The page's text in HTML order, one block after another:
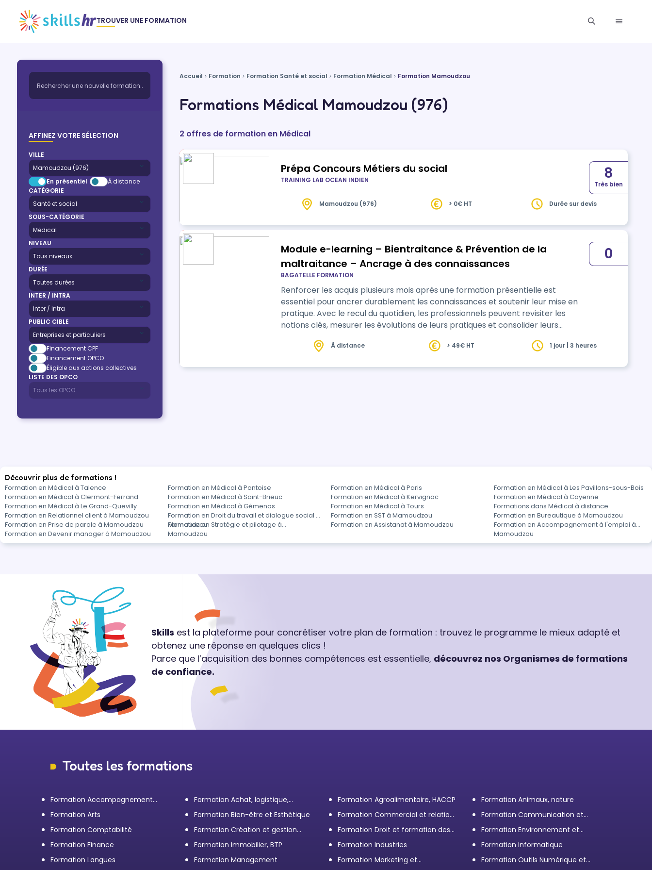
TROUVER UNE FORMATION
AFFINEZ VOTRE SÉLECTION
VILLE
En présentiel
À distance
CATÉGORIE
SOUS-CATÉGORIE
NIVEAU
DURÉE
INTER / INTRA
PUBLIC CIBLE
Financement CPF
Financement OPCO
Éligible aux actions collectives
LISTE DES OPCO
Accueil Formation Formation Santé et social Formation Médical Formation Mamoudzou
Formations Médical Mamoudzou (976)
2 offres de formation en Médical
Prépa Concours Métiers du social
TRAINING LAB OCEAN INDIEN 8
Très bien
Mamoudzou (976) > 0€ HT Durée sur devis
Module e-learning – Bientraitance & Prévention de la
maltraitance – Ancrage à des connaissances
BAGATELLE FORMATION
Renforcer les acquis plusieurs mois après une formation présentielle est
essentiel pour ancrer durablement les connaissances et soutenir leur mise en
pratique. Avec le recul du quotidien, les professionnels peuvent revisiter les
notions clés, mesurer les évolutions de leurs pratiques et consolider leurs
de réinterroger les situations rencontrées et de renforcer la posture
0
À distance > 49€ HT 1 jour | 3 heures
Découvrir plus de formations !
Formation en Médical à Talence Formation en Médical à Pontoise Formation en Médical à Paris
Formation en Médical à Les Pavillons-sous-Bois
Formation en Médical à Clermont-Ferrand
Formation en Médical à Saint-Brieuc Formation en Médical à Kervignac
Formation en Médical à Cayenne
Formation en Médical à Le Grand-Quevilly
Formation en Médical à Gémenos Formation en Médical à Tours
Formations dans Médical à distance
Formation en Relationnel client à Mamoudzou
Formation en Droit du travail et dialogue social à
Mamoudzou
Formation en SST à Mamoudzou
Formation en Bureautique à Mamoudzou
Formation en Prise de parole à Mamoudzou
Formation en Stratégie et pilotage à
Mamoudzou
Formation en Assistanat à Mamoudzou
Formation en Accompagnement à l'emploi à
Mamoudzou
Formation en Devenir manager à Mamoudzou
Skills est la plateforme pour concrétiser votre plan de formation : trouvez le programme le mieux adapté et
obtenez une réponse en quelques clics !
Parce que l’acquisition des bonnes compétences est essentielle, découvrez nos Organismes de formations
de confiance.
Toutes les formations
Formation Accompagnement
personnel et Bilan de
compétences
Formation Achat, logistique,
transport
Formation Agroalimentaire, HACCP
Formation Animaux, nature
Formation Arts
Formation Bien-être et Esthétique
Formation Commercial et relation
client
Formation Communication et
efficacité personnelle et
professionnelle
Formation Comptabilité
Formation Création et gestion
d'entreprise
Formation Droit et formation des
Élus
Formation Environnement et
démarche RSE
Formation Finance Formation Immobilier, BTP Formation Industries
Formation Informatique
Formation Langues
Formation Management
Formation Marketing et
Formation Outils Numérique et